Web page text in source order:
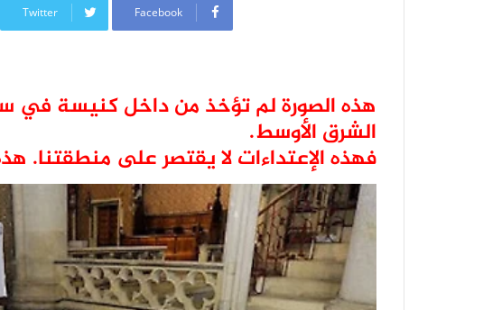
Facebook
Twitter
هذه الصورة لم تؤخذ من داخل كنيسة في
الشرق الأوسط.
فهذه الإعتداءات لا يقتصر على منطقتنا.